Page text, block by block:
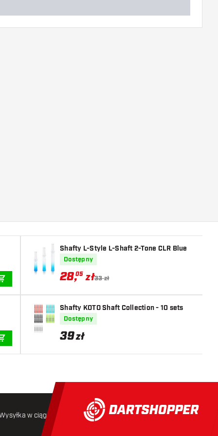
Shafty L-Style L-Shaft 2-Tone CLR Blue
Dostępny
28,05 zł33 zł
Shafty KOTO Shaft Collection - 10 sets
Dostępny
39zł
w ciągu 24 godzin Darmowa wysyłka od 250 złoty